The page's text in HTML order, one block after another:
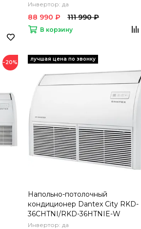
Инвертор: да
88 990 ₽ 111 990 ₽
В корзину
−20%
Напольно-потолочный
кондиционер Dantex City RKD-
36CHTNI/RKD-36HTNIE-W
Инвертор: да